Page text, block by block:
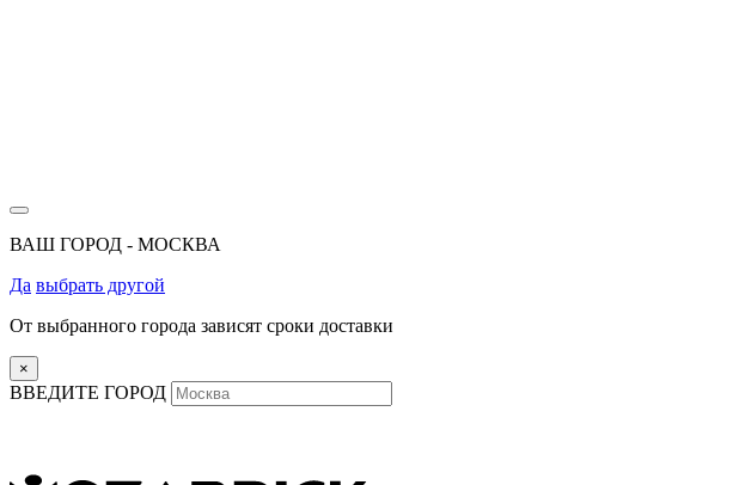
ВАШ ГОРОД - МОСКВА
Да выбрать другой
От выбранного города зависят сроки доставки
×
ВВЕДИТЕ ГОРОД